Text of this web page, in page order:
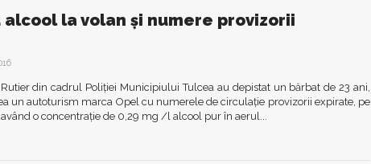
la volan și numere provizorii
din cadrul Poliției Municipiului Tulcea au depistat un bărbat de 23 ani,
un autoturism marca Opel cu numerele de circulație provizorii expirate, pe
o concentrație de 0,29 mg /l alcool pur în aerul...